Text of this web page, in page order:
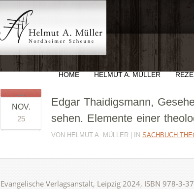
HOME HELMUT A. MÜLLER
NOV.
25
Edgar Thaidigsmann,
sehen. Elemente einer
VON HELMUT A. MÜLLER | IN SACHBUCH
Evangelische Verlagsanstalt, Leipzig 2024, ISBN 978-3-